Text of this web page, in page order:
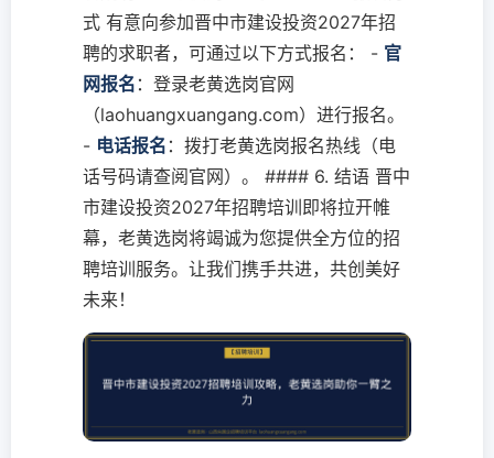
式 有意向参加晋中市建设投资2027年招
聘的求职者，可通过以下方式报名： - 官
网报名 ：登录老黄选岗官网
（laohuangxuangang.com）进行报名。
- 电话报名 ：拨打老黄选岗报名热线（电
话号码请查阅官网）。 #### 6. 结语 晋中
市建设投资2027年招聘培训即将拉开帷
幕，老黄选岗将竭诚为您提供全方位的招
聘培训服务。让我们携手共进，共创美好
未来！